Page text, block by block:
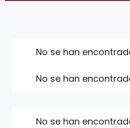
No se han
No se han
No se han